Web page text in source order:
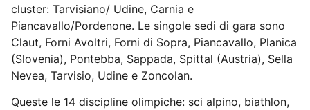
cluster: Tarvisiano/ Udine, Carnia e
Piancavallo/Pordenone. Le singole sedi di gara sono
Claut, Forni Avoltri, Forni di Sopra, Piancavallo, Planica
(Slovenia), Pontebba, Sappada, Spittal (Austria), Sella
Nevea, Tarvisio, Udine e Zoncolan.
Queste le 14 discipline olimpiche: sci alpino, biathlon,